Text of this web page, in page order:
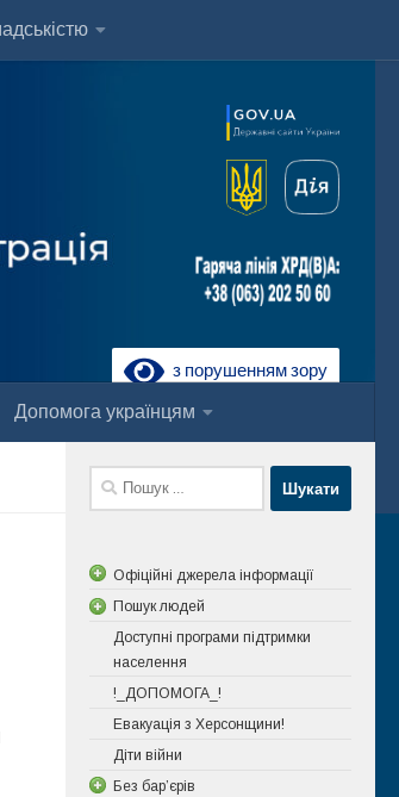
з порушенням зору
Допомога українцям
Пошук:
Офіційні джерела інформації
Пошук людей
Доступні програми підтримки
населення
!_ДОПОМОГА_!
Евакуація з Херсонщини!
Діти війни
Без бар’єрів